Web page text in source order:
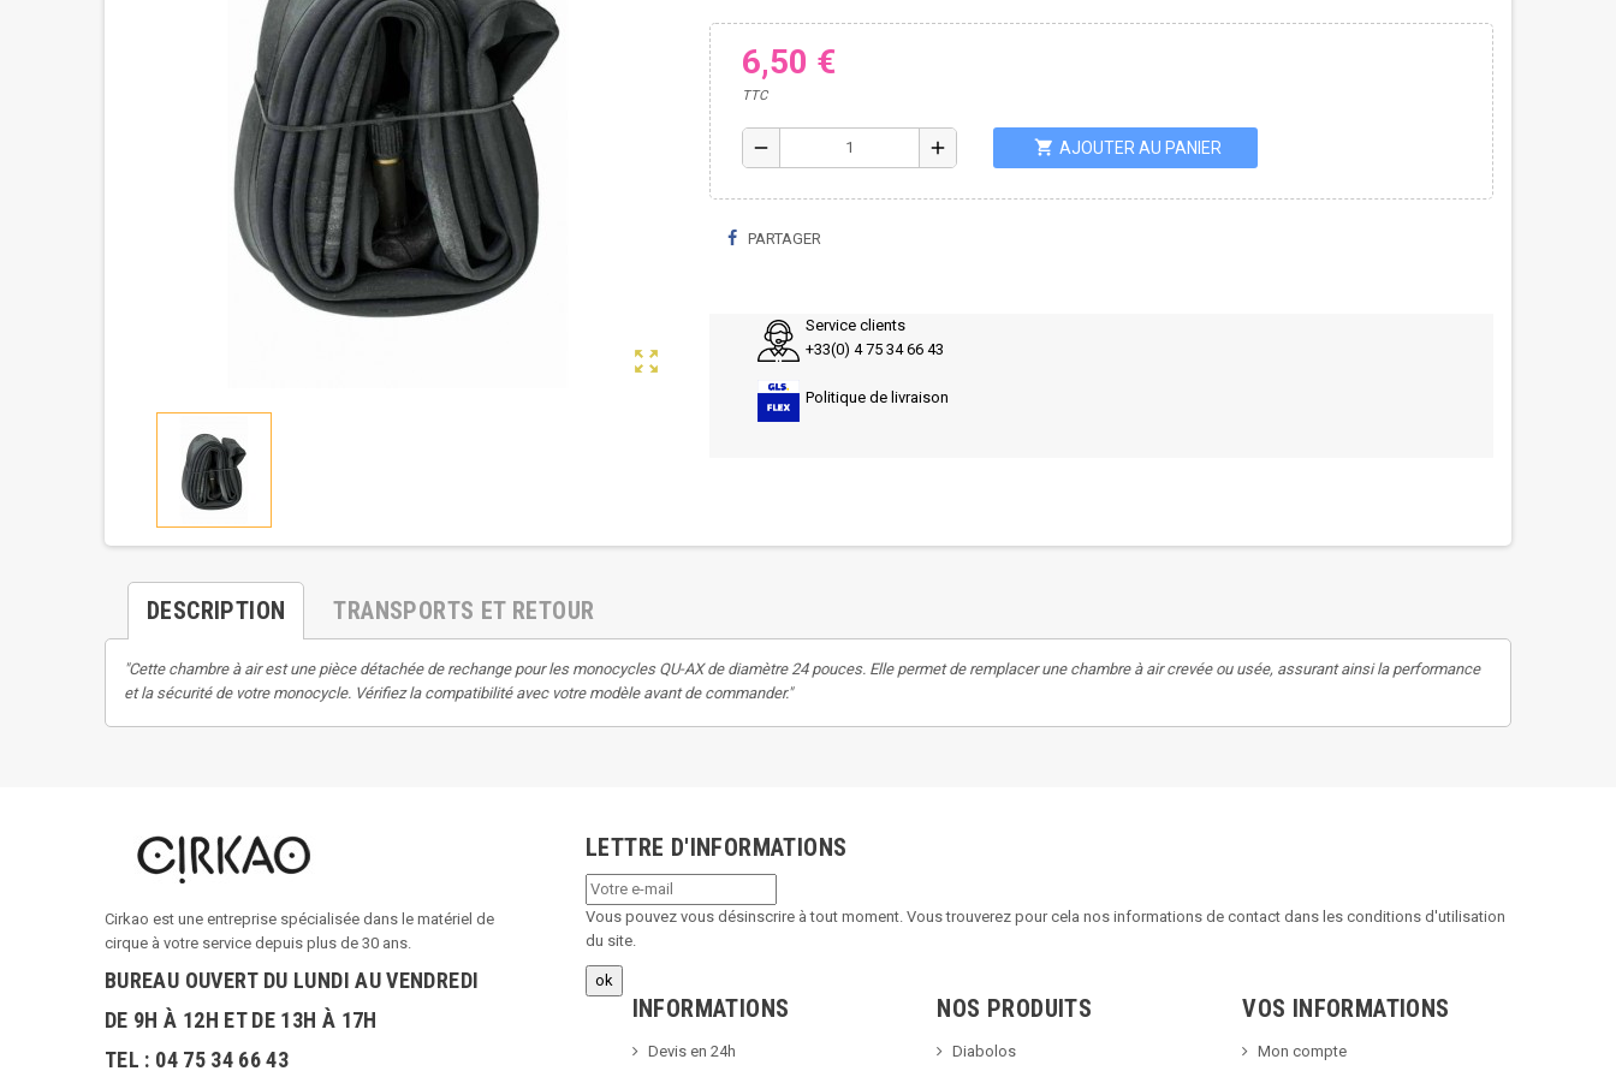
zoom_out_map
6,50 €
TTC
remove add shopping_cart AJOUTER AU PANIER
PARTAGER
Service clients
+33(0) 4 75 34 66 43
Politique de livraison
DESCRIPTION TRANSPORTS ET RETOUR
"Cette chambre à air est une pièce détachée de rechange pour les monocycles QU-AX de diamètre 24 pouces. Elle permet de remplacer une chambre à air crevée ou usée, assurant ainsi la performance
et la sécurité de votre monocycle. Vérifiez la compatibilité avec votre modèle avant de commander."
Cirkao est une entreprise spécialisée dans le matériel de
cirque à votre service depuis plus de 30 ans.
BUREAU OUVERT DU LUNDI AU VENDREDI
DE 9H À 12H ET DE 13H À 17H
TEL : 04 75 34 66 43
LETTRE D'INFORMATIONS
Vous pouvez vous désinscrire à tout moment. Vous trouverez pour cela nos informations de contact dans les conditions d'utilisation
du site.
INFORMATIONS
Devis en 24h
NOS PRODUITS
Diabolos
VOS INFORMATIONS
Mon compte